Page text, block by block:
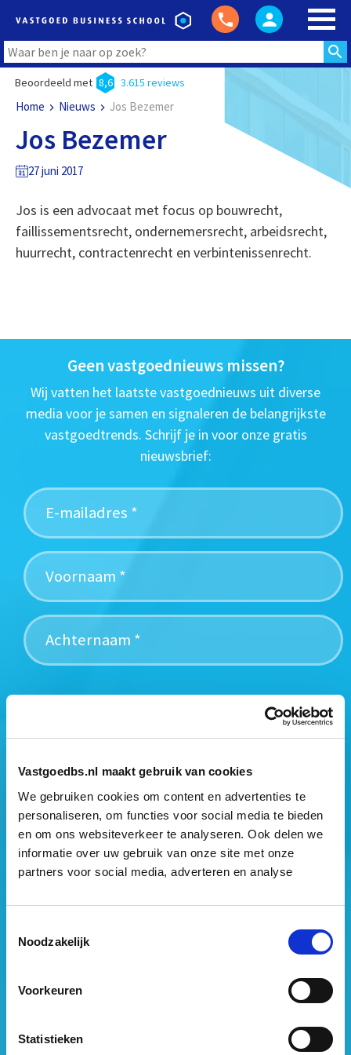
Vastgoedbs.nl maakt gebruik van cookies
We gebruiken cookies om content en advertenties te
personaliseren, om functies voor social media te bieden
en om ons websiteverkeer te analyseren. Ook delen we
informatie over uw gebruik van onze site met onze
partners voor social media, adverteren en analyse
Noodzakelijk
Voorkeuren
Statistieken
Beoordeeld met 8,6 3.615 reviews
Home Nieuws Jos Bezemer
Jos Bezemer
27 juni 2017
Jos is een advocaat met focus op bouwrecht,
faillissementsrecht, ondernemersrecht, arbeidsrecht,
huurrecht, contractenrecht en verbintenissenrecht.
Geen vastgoednieuws missen?
Wij vatten het laatste vastgoednieuws uit diverse
media voor je samen en signaleren de belangrijkste
vastgoedtrends. Schrijf je in voor onze gratis
nieuwsbrief:
Mogen wij jouw gegevens opslaan?*
Ja, ik geef toestemming om mijn gegevens op te slaan
5617 AM Eindhoven
info@vastgoedbs.nl
BTW: NL809795863B01